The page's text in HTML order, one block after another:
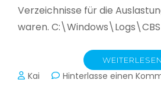
Verzeichnisse für die
waren. C:\Windows\Logs\CBS
WEITERLESEN
Kai Hinterlasse einen